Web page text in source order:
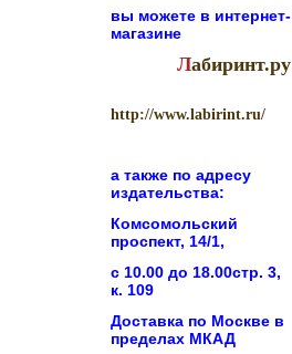
вы можете в интернет-
магазине
Лабиринт.ру
http://www.labirint.ru/
а также по адресу
издательства:
Комсомольский
проспект, 14/1,
с 10.00 до 18.00стр. 3,
к. 109
Доставка по Москве в
пределах МКАД